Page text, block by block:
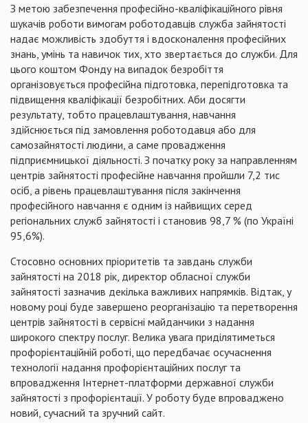
З метою забезпечення професійно-кваліфікаційного рівня
шукачів роботи вимогам роботодавців служба зайнятості
надає можливість здобуття і вдосконалення професійних
знань, умінь та навичок тих, хто звертається до служби. Для
цього коштом Фонду на випадок безробіття
організовується професійна підготовка, перепідготовка та
підвищення кваліфікації безробітних. Аби досягти
результату, тобто працевлаштування, навчання
здійснюється під замовлення роботодавця або для
самозайнятості людини, а саме провадження
підприємницької діяльності. З початку року за направленням
центрів зайнятості професійне навчання пройшли 7,2 тис
осіб, а рівень працевлаштування після закінчення
професійного навчання є одним із найвищих серед
регіональних служб зайнятості і становив 98,7 % (по Україні
95,6%).
Стосовно основних пріоритетів та завдань служби
зайнятості на 2018 рік, директор обласної служби
зайнятості зазначив декілька важливих напрямків. Відтак, у
новому році буде завершено реорганізацію та перетворення
центрів зайнятості в сервісні майданчики з надання
широкого спектру послуг. Велика увага приділятиметься
профорієнтаційній роботі, що передбачає осучаснення
технології надання профорієнтаційних послуг та
впровадження Інтернет-платформи державної служби
зайнятості з профорієнтації. У роботу буде впроваджено
новий, сучасний та зручний сайт.